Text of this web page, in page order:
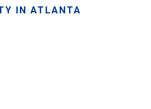
IN ATLANTA